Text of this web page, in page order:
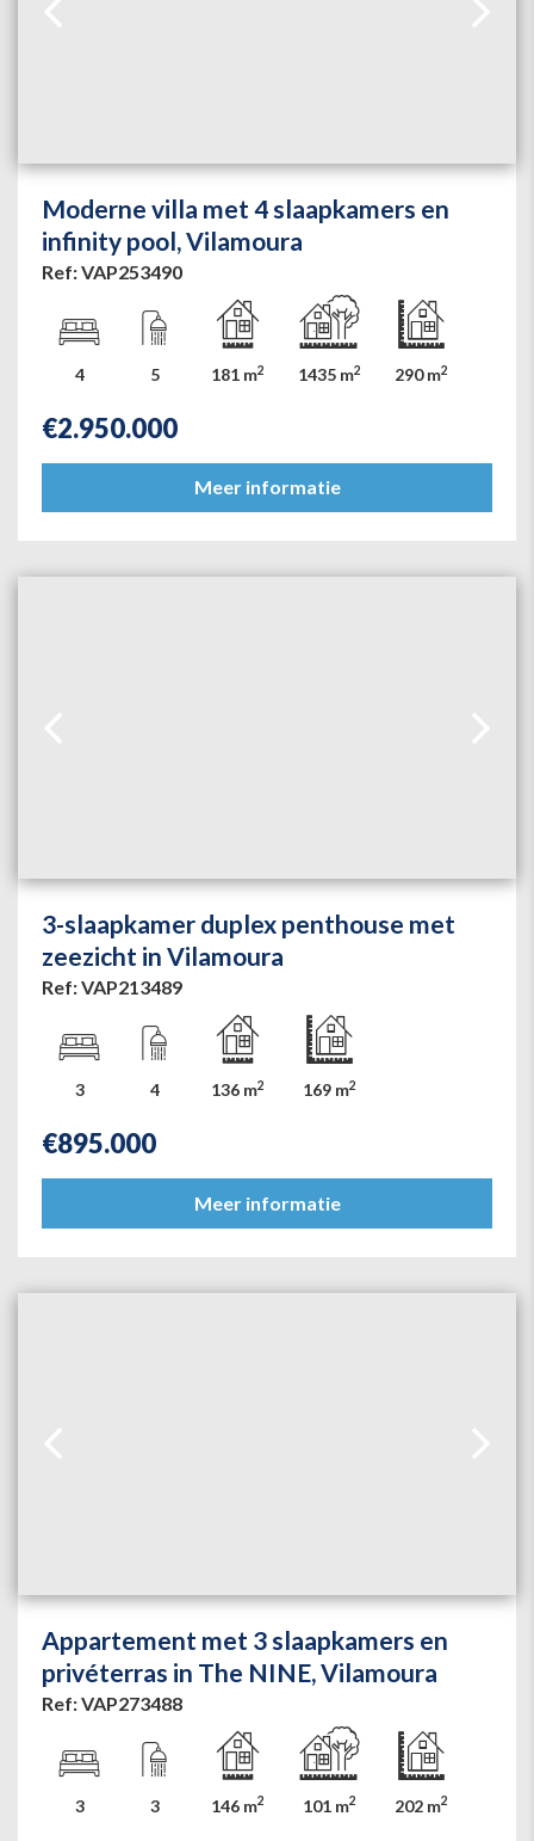
Moderne villa met 4 slaapkamers en
infinity pool, Vilamoura
Ref: VAP253490
4 5 181 m2 1435 m2 290 m2
€2.950.000
Meer informatie
3-slaapkamer duplex penthouse met
zeezicht in Vilamoura
Ref: VAP213489
3 4 136 m2 169 m2
€895.000
Meer informatie
Appartement met 3 slaapkamers en
privéterras in The NINE, Vilamoura
Ref: VAP273488
3 3 146 m2 101 m2 202 m2